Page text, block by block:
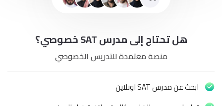
أونلاين
هل تحتاج إلى مدرس SAT خصوصي؟
منصة معتمدة للتدريس الخصوصي
ابحث عن مدرس SAT اونلاين